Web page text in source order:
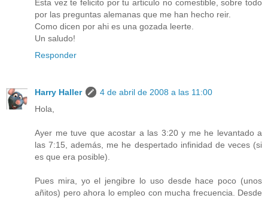
Esta vez te felicito por tu articulo no comestible, sobre todo
por las preguntas alemanas que me han hecho reir.
Como dicen por ahi es una gozada leerte.
Un saludo!
Responder
Harry Haller
4 de abril de 2008 a las 11:00
Hola,
Ayer me tuve que acostar a las 3:20 y me he levantado a
las 7:15, además, me he despertado infinidad de veces (si
es que era posible).
Pues mira, yo el jengibre lo uso desde hace poco (unos
añitos) pero ahora lo empleo con mucha frecuencia. Desde